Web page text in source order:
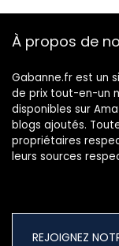
À propos de
Gabanne.fr est un
de prix tout-en-un
disponibles sur
blogs ajoutés.
propriétaires
leurs sources
REJOIGNEZ